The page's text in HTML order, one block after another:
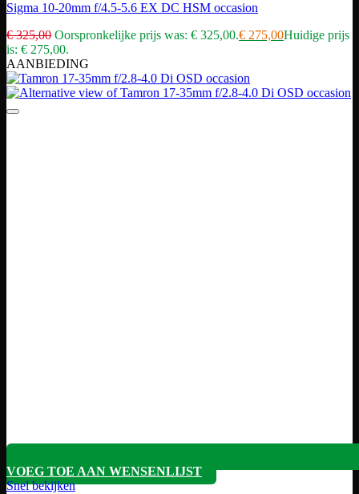
Sigma 10-20mm f/4.5-5.6 EX DC HSM occasion
€325,00 Oorspronkelijke prijs was: € 325,00.€ 275,00Huidige prijs
is: € 275,00.
AANBIEDING
VOEG TOE AAN WENSENLIJST
Snel bekijken